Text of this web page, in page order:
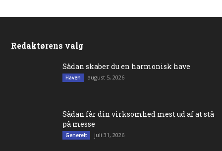
Redaktørens valg
Sådan skaber du en harmonisk have
Haven august 5, 2026
Sådan får din virksomhed mest ud af at stå
på messe
Generelt juli 31, 2026